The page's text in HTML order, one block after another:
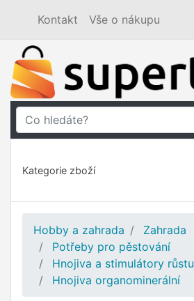
Kontakt Vše o nákupu
Kategorie zboží
Hobby a zahrada
Zahrada
Potřeby pro pěstování
Hnojiva a stimulátory růstu
Hnojiva organominerální